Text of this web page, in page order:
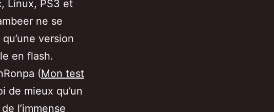
Linux, PS3 et
ne se
version
en flash.
(Mon test
de mieux qu’un
l’immense